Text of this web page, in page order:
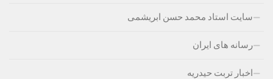
سایت استاد محمد حسن ابریشمی
رسانه های ایران
اخبار تربت حیدریه